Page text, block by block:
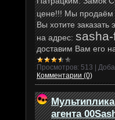
цене!!! Мы продаём
Вы хотите
на адрес:
доставим Вам его
Просмотров: 513
Комментарии (0)
агента